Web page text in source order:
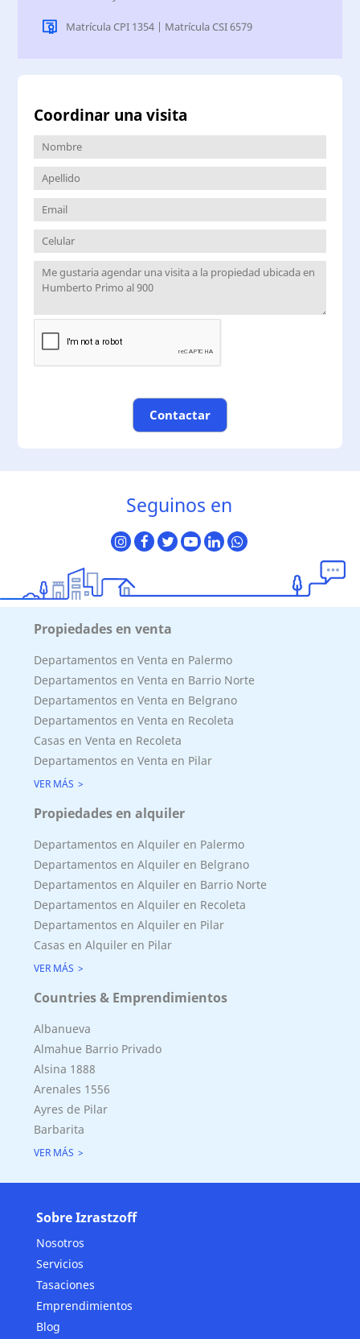
Superficie Terreno 448.00 M2
Superficie total del inmueble 0.00 M2
Cubierta: 0.00 M2
Semicubierta 0.00 M2
Matrícula CPI 1354 | Matrícula CSI 6579
Coordinar una visita
Contactar
Seguinos en
Propiedades en venta
Departamentos en Venta en Palermo
Departamentos en Venta en Barrio Norte
Departamentos en Venta en Belgrano
Departamentos en Venta en Recoleta
Casas en Venta en Recoleta
Departamentos en Venta en Pilar
VER MÁS
Propiedades en alquiler
Departamentos en Alquiler en Palermo
Departamentos en Alquiler en Belgrano
Departamentos en Alquiler en Barrio Norte
Departamentos en Alquiler en Recoleta
Departamentos en Alquiler en Pilar
Casas en Alquiler en Pilar
VER MÁS
Countries & Emprendimientos
Albanueva
Almahue Barrio Privado
Alsina 1888
Arenales 1556
Ayres de Pilar
Barbarita
VER MÁS
Sobre Izrastzoff
Nosotros
Servicios
Tasaciones
Emprendimientos
Blog